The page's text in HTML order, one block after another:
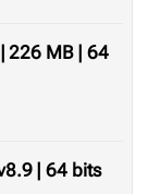
226 MB | 64
| 64 bits